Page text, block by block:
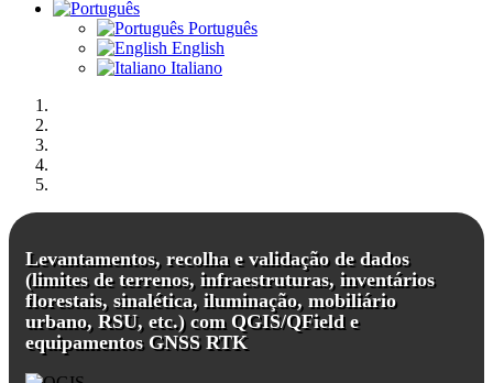
Português
English
Italiano
Levantamentos, recolha e validação de dados
(limites de terrenos, infraestruturas, inventários
florestais, sinalética, iluminação, mobiliário
urbano, RSU, etc.) com QGIS/QField e
equipamentos GNSS RTK